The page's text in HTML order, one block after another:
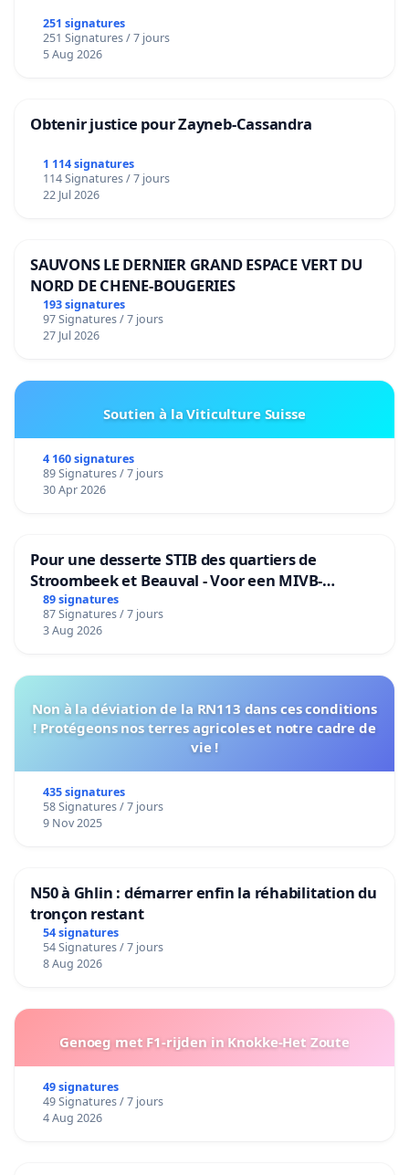
251 signatures
251 Signatures / 7 jours
5 Aug 2026
Obtenir justice pour Zayneb-Cassandra
1 114 signatures
114 Signatures / 7 jours
22 Jul 2026
SAUVONS LE DERNIER GRAND ESPACE VERT DU
NORD DE CHENE-BOUGERIES
193 signatures
97 Signatures / 7 jours
27 Jul 2026
Soutien à la Viticulture Suisse
4 160 signatures
89 Signatures / 7 jours
30 Apr 2026
Pour une desserte STIB des quartiers de
Stroombeek et Beauval - Voor een MIVB-
bediening van de wijken Strombeek en Het
Voor
89 signatures
87 Signatures / 7 jours
3 Aug 2026
Non à la déviation de la RN113 dans ces conditions
! Protégeons nos terres agricoles et notre cadre de
vie !
435 signatures
58 Signatures / 7 jours
9 Nov 2025
N50 à Ghlin : démarrer enfin la réhabilitation du
tronçon restant
54 signatures
54 Signatures / 7 jours
8 Aug 2026
Genoeg met F1-rijden in Knokke-Het Zoute
49 signatures
49 Signatures / 7 jours
4 Aug 2026